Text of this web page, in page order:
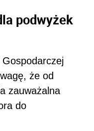
podwyżek
Gospodarczej
że od
zauważalna
do